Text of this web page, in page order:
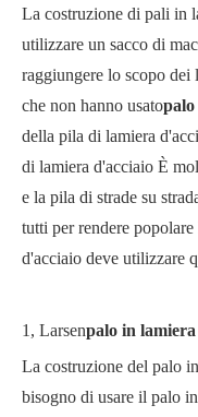
La costruzione di pali in
utilizzare un sacco di
raggiungere lo scopo dei
che non hanno usato
della pila di lamiera
di lamiera d'acciaio È
e la pila di strade su
tutti per rendere
d'acciaio deve utilizzare
1, Larsenpalo in
La costruzione del palo
bisogno di usare il palo